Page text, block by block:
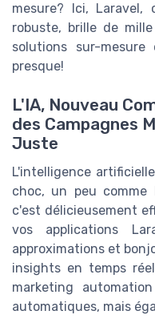
mesure? Ici,
robuste, brille de
solutions sur-
presque!
L'IA, Nouveau
des Campagnes
Juste
L'intelligence
choc, un peu comme
c'est délicieusement
vos applications
approximations et
insights en temps
marketing
automatiques, mais